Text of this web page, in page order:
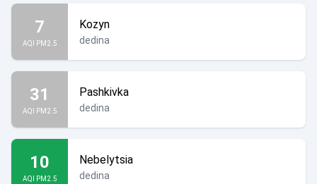
7
AQI PM2.5
Kozyn
dedina
31
AQI PM2.5
Pashkivka
dedina
10
AQI PM2.5
Nebelytsia
dedina